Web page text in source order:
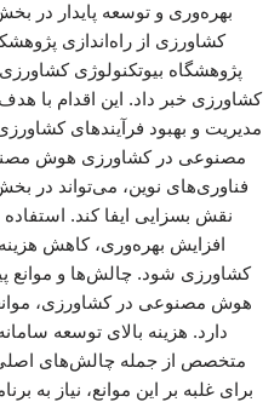
بهره‌وری و توسعه پایدار در
کشاورزی از راه‌اندازی
پژوهشگاه بیوتکنولوژی
کشاورزی خبر داد. این اقدام با
مدیریت و بهبود فرآیندهای
مصنوعی در کشاورزی هوش
فناوری‌های نوین، می‌تواند در
نقش بسزایی ایفا کند.
افزایش بهره‌وری، کاهش
کشاورزی شود. چالش‌ها و موانع
هوش مصنوعی در کشاورزی،
دارد. هزینه بالای توسعه
متخصص از جمله چالش‌های اصلی
برای غلبه بر این موانع، نیاز به